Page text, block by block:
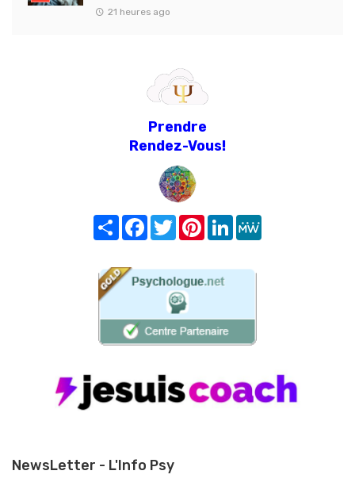
21 heures ago
Prendre
Rendez-Vous!
Share FacebookTwitterPinterest
LinkedIn
NewsLetter - L'Info Psy